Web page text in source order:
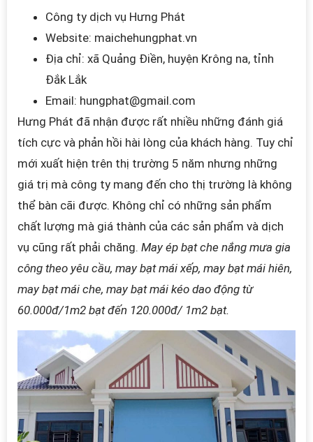
Công ty dịch vụ Hưng Phát
Website: maichehungphat.vn
Địa chỉ: xã Quảng Điền, huyện Krông na, tỉnh
Đắk Lắk
Email: hungphat@gmail.com
Hưng Phát đã nhận được rất nhiều những đánh giá
tích cực và phản hồi hài lòng của khách hàng. Tuy chỉ
mới xuất hiện trên thị trường 5 năm nhưng những
giá trị mà công ty mang đến cho thị trường là không
thể bàn cãi được. Không chỉ có những sản phẩm
chất lượng mà giá thành của các sản phẩm và dịch
vụ cũng rất phải chăng. May ép bạt che nắng mưa gia
công theo yêu cầu, may bạt mái xếp, may bạt mái hiên,
may bạt mái che, may bạt mái kéo dao động từ
60.000đ/1m2 bạt đến 120.000đ/ 1m2 bạt.